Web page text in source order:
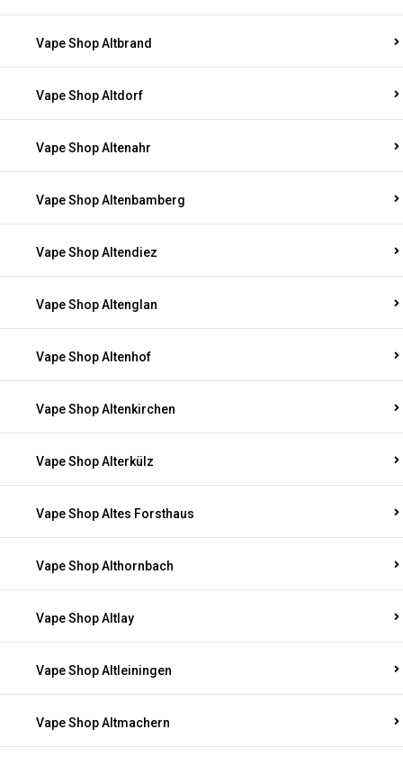
Vape Shop Altbrand
Vape Shop Altdorf
Vape Shop Altenahr
Vape Shop Altenbamberg
Vape Shop Altendiez
Vape Shop Altenglan
Vape Shop Altenhof
Vape Shop Altenkirchen
Vape Shop Alterkülz
Vape Shop Altes Forsthaus
Vape Shop Althornbach
Vape Shop Altlay
Vape Shop Altleiningen
Vape Shop Altmachern